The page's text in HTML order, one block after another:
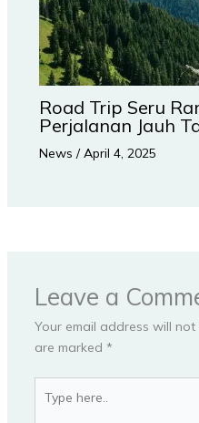
Road Trip Seru
Perjalanan Jauh
News /April 4, 2025
Leave a
Your email address will not
are marked *
here..